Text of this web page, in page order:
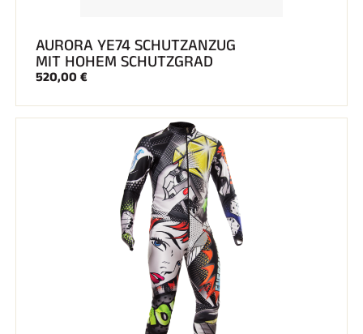
AURORA YE74 SCHUTZANZUG
MIT HOHEM SCHUTZGRAD
520,00 €